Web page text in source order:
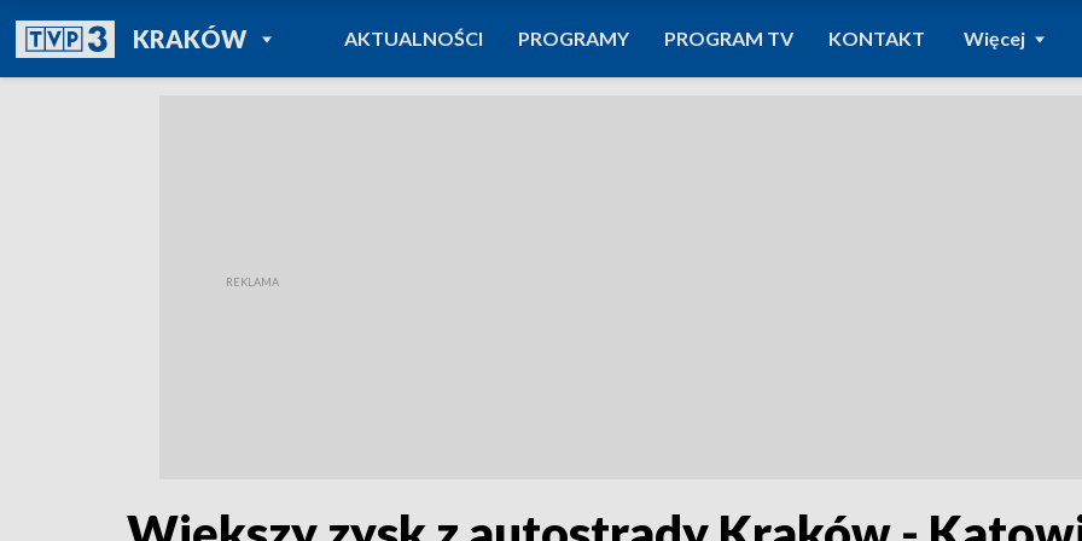
KRAKÓWPOWRÓT DO
TVP REGIONY
AKTUALNOŚCI PROGRAMY PROGRAM TV KONTAKT Więcej